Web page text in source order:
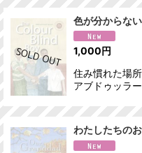
色が分からな
1,000円
住み慣れた場
アブドゥッラ
わたしたちの